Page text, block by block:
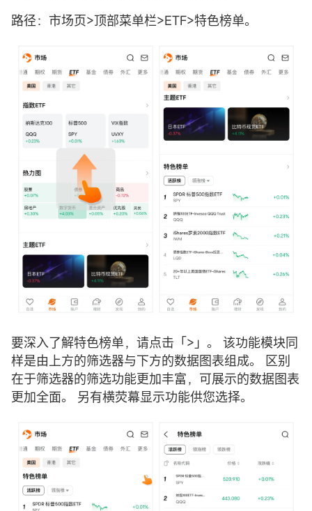
路径：市场页>顶部菜单栏>ETF>特色榜单。
要深入了解特色榜单，请点击「>」。 该功能模块同
样是由上方的筛选器与下方的数据图表组成。 区别
在于筛选器的筛选功能更加丰富，可展示的数据图表
更加全面。 另有横荧幕显示功能供您选择。